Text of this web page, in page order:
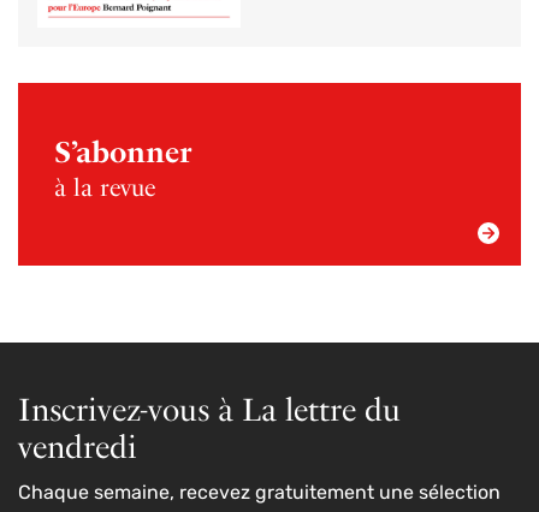
S’abonner
à la revue
Inscrivez-vous à La lettre du
vendredi
Chaque semaine, recevez gratuitement une sélection